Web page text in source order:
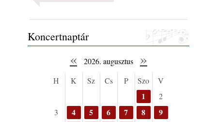
Koncertnaptár
« 2026. augusztus »
H K Sz Cs P Szo V
1
2
3
4 5 6 7 8 9